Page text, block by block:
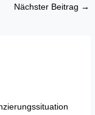
Nächster Beitrag →